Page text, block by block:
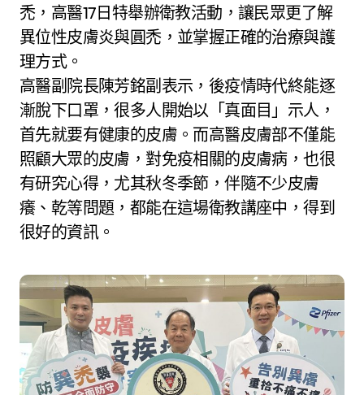
禿，高醫17日特舉辦衛教活動，讓民眾更了解
異位性皮膚炎與圓禿，並掌握正確的治療與護
理方式。
高醫副院長陳芳銘副表示，後疫情時代終能逐
漸脫下口罩，很多人開始以「真面目」示人，
首先就要有健康的皮膚。而高醫皮膚部不僅能
照顧大眾的皮膚，對免疫相關的皮膚病，也很
有研究心得，尤其秋冬季節，伴隨不少皮膚
癢、乾等問題，都能在這場衛教講座中，得到
很好的資訊。